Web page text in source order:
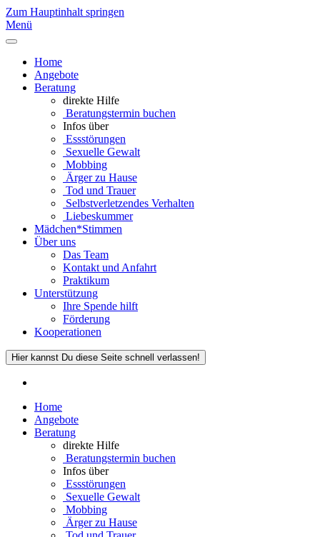
Zum Hauptinhalt springen
Menü
Home
Angebote
Beratung
direkte Hilfe
Beratungstermin buchen
Infos über
Essstörungen
Sexuelle Gewalt
Mobbing
Ärger zu Hause
Tod und Trauer
Selbstverletzendes Verhalten
Liebeskummer
Mädchen*Stimmen
Über uns
Das Team
Kontakt und Anfahrt
Praktikum
Unterstützung
Ihre Spende hilft
Förderung
Kooperationen
Hier kannst Du diese Seite schnell verlassen!
Home
Angebote
Beratung
direkte Hilfe
Beratungstermin buchen
Infos über
Essstörungen
Sexuelle Gewalt
Mobbing
Ärger zu Hause